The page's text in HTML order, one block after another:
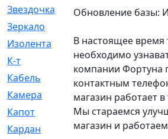
Звездочка
[5]
Зеркало
Изолента
[1]
К-т
[13]
Кабель
[50]
Камера
[4]
Капот
[144]
Кардан
[131]
Обновление базы:
В настоящее время
необходимо
компании Фортуна
контактным
магазин работает
Мы стараемся
магазин и